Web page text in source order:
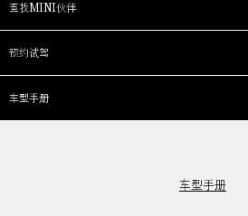
查找MINI伙伴
预约试驾
车型手册
车型手册